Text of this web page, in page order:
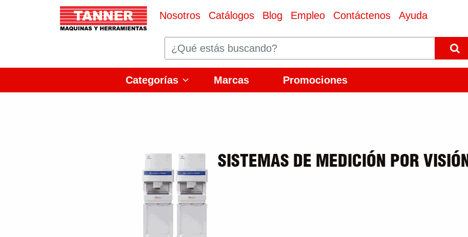
Nosotros Catálogos Blog Empleo Contáctenos Ayuda
Categorías Marcas Promociones
SISTEMAS DE MEDICIÓN POR VISIÓN